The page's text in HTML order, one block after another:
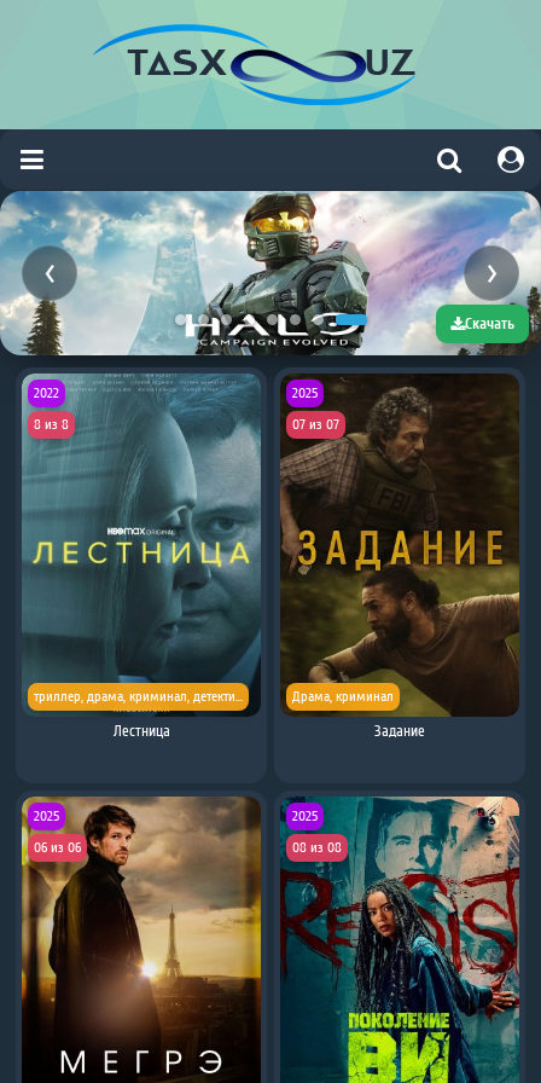
Скачать
Лестница
2022
8 из 8
триллер драма криминал детектив биография
Задание
2025
07 из 07
Драма криминал
2025
06 из 06
2025
08 из 08